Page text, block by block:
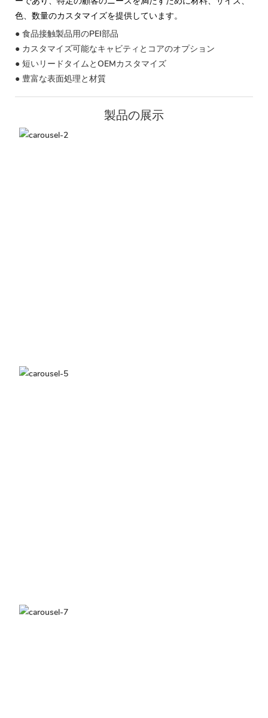
色、数量のカスタマイズを提供しています。
● 食品接触製品用のPEI部品
● カスタマイズ可能なキャビティとコアのオプション
● 短いリードタイムとOEMカスタマイズ
● 豊富な表面処理と材質
製品の展示